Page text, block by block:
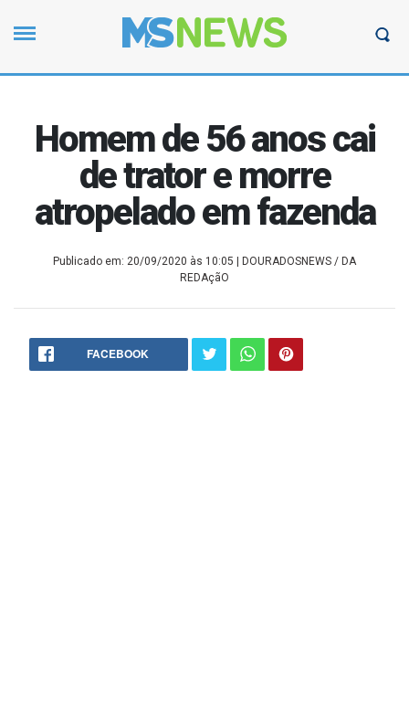
Homem de 56 anos cai
de trator e morre
atropelado em fazenda
Publicado em: 20/09/2020 às 10:05
| DOURADOSNEWS / DA
REDAçãO
FACEBOOK